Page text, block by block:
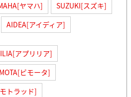
ヤマハ]
SUZUKI[スズキ]
AIDEA[アイディア]
アプリリア]
ビモータ]
トラッド]